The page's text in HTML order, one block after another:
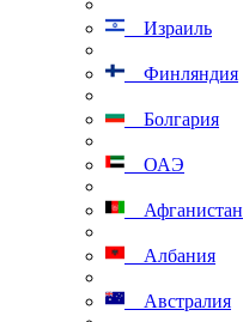
Израиль
Финляндия
Болгария
ОАЭ
Афганистан
Албания
Австралия